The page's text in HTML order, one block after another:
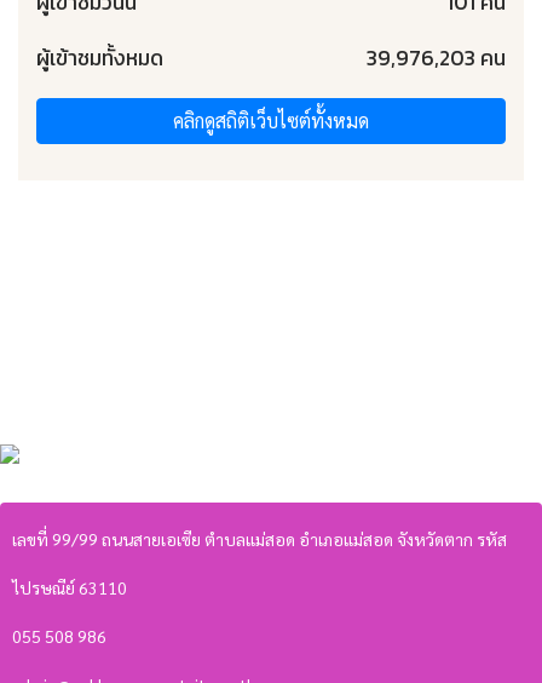
ผู้เข้าชมทั้งหมด
39,976,203 คน
คลิกดูสถิติเว็บไซต์ทั้งหมด
เลขที่ 99/99 ถนนสายเอเซีย ตำบลแม่สอด อำเภอแม่สอด จังหวัดตาก รหัส
ไปรษณีย์ 63110
055 508 986